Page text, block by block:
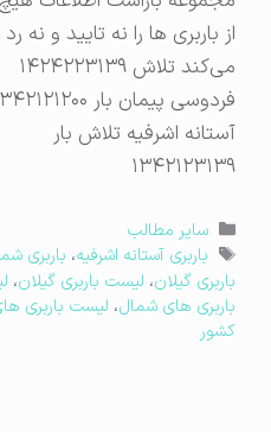
از باربری ها را نه تایید و نه رد
می‌کند تلاش ۱۴۲۴۲۲۳۱۳۹
فردوسی پیمان بار ۱۳۴۲۱۲۱۲۰۰
آستانه اشرفیه تلاش بار
۱۳۴۲۱۲۳۱۳۹
دسته‌ها
سایر مطالب
برچسب‌ها
باربری آستانه اشرفیه،باربری شمال،
باربری گیلان،لیست باربری گیلان،لیست
باربری های شمال،لیست باربری های